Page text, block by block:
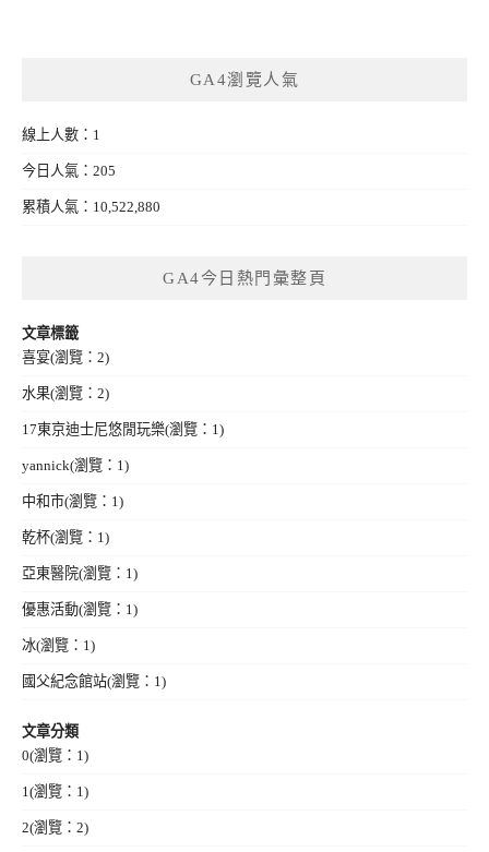
GA4瀏覽人氣
線上人數：1
今日人氣：205
累積人氣：10,522,880
GA4今日熱門彙整頁
文章標籤
喜宴(瀏覽：2)
水果(瀏覽：2)
17東京迪士尼悠閒玩樂(瀏覽：1)
yannick(瀏覽：1)
中和市(瀏覽：1)
乾杯(瀏覽：1)
亞東醫院(瀏覽：1)
優惠活動(瀏覽：1)
冰(瀏覽：1)
國父紀念館站(瀏覽：1)
文章分類
0(瀏覽：1)
1(瀏覽：1)
2(瀏覽：2)